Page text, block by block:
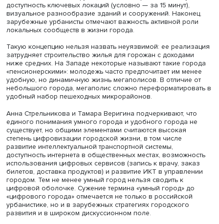
Теория нового, или устойчивого, урбанизма
планирование городской среды как современного
технологичного пространства, где все нужное для
работы легко доступно, а устройство территории
историческое наследие, экологическую среду и
Основными критериями удобства города для жизни
последователи устойчивого урбанизма называют
города в первую очередь для пешеходов и
транспорта (ОТ), доступ горожан к природным
компактность и многофункциональность районов,
доступность ключевых локаций (условно — за 15 минут),
визуальное разнообразие зданий и сооружений.
зарубежные урбанисты отмечают важность активной
локальных сообществ в жизни города.
Такую концепцию нельзя назвать неуязвимой: ее
затрудняет строительство жилья для горожан с
ниже средних. На Западе некоторые называют такие
«пенсионерскими»: молодежь часто предпочитает им
удобную, но динамичную жизнь мегаполисов. В
небольшого города, мегаполис сложно
удобный набор пешеходных микрорайонов.